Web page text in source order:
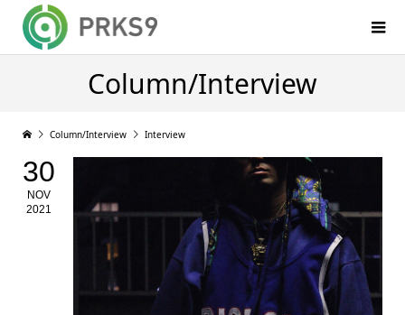
Column/Interview
Column/Interview Interview
30
NOV
2021